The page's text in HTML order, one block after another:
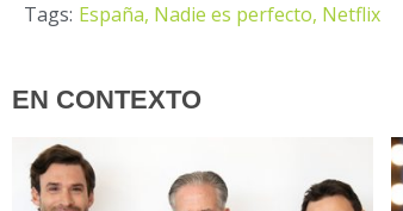
Tags: España, Nadie es perfecto, Netflix
EN CONTEXTO